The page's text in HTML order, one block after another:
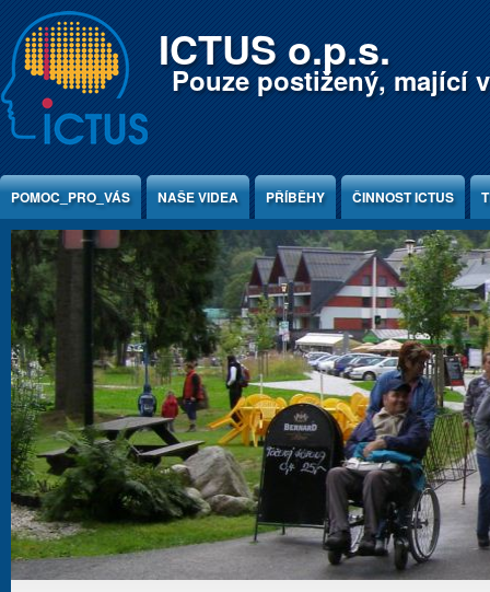
Jump to Content ICTUS o.p.s.
Pouze postižený, mající
POMOC_PRO_VÁS NAŠE VIDEA PŘÍBĚHY ČINNOST ICTUS